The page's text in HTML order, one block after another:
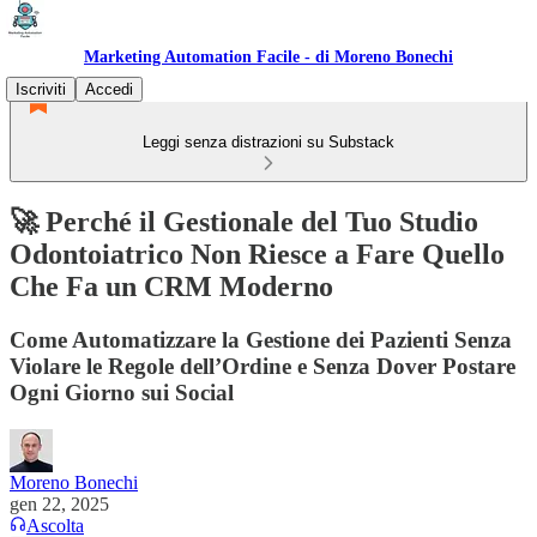
Marketing Automation Facile - di Moreno Bonechi
Iscriviti
Accedi
Leggi senza distrazioni su Substack
🚀 Perché il Gestionale del Tuo Studio
Odontoiatrico Non Riesce a Fare Quello
Che Fa un CRM Moderno
Come Automatizzare la Gestione dei Pazienti Senza
Violare le Regole dell’Ordine e Senza Dover Postare
Ogni Giorno sui Social
Moreno Bonechi
gen 22, 2025
Ascolta